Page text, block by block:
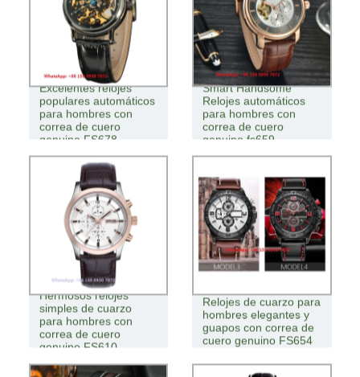
Excelentes relojes
populares automáticos
para hombres con
correa de cuero
genuino FS678
Smart Handsome
Relojes automáticos
para hombres con
correa de cuero
genuino fs659
Hermosos relojes
simples de cuarzo
para hombres con
correa de cuero
genuino FS610
Relojes de cuarzo para
hombres elegantes y
guapos con correa de
cuero genuino FS654